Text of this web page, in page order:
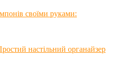
своїми руками:
настільний органайзер